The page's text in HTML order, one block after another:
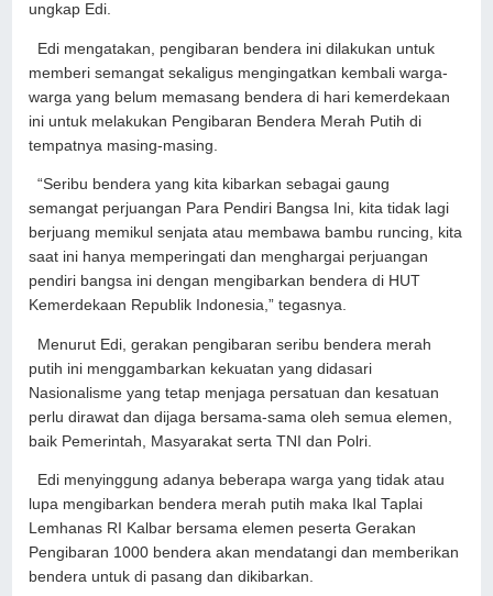
ungkap Edi.
Edi mengatakan, pengibaran bendera ini dilakukan untuk
memberi semangat sekaligus mengingatkan kembali warga-
warga yang belum memasang bendera di hari kemerdekaan
ini untuk melakukan Pengibaran Bendera Merah Putih di
tempatnya masing-masing.
“Seribu bendera yang kita kibarkan sebagai gaung
semangat perjuangan Para Pendiri Bangsa Ini, kita tidak lagi
berjuang memikul senjata atau membawa bambu runcing, kita
saat ini hanya memperingati dan menghargai perjuangan
pendiri bangsa ini dengan mengibarkan bendera di HUT
Kemerdekaan Republik Indonesia,” tegasnya.
Menurut Edi, gerakan pengibaran seribu bendera merah
putih ini menggambarkan kekuatan yang didasari
Nasionalisme yang tetap menjaga persatuan dan kesatuan
perlu dirawat dan dijaga bersama-sama oleh semua elemen,
baik Pemerintah, Masyarakat serta TNI dan Polri.
Edi menyinggung adanya beberapa warga yang tidak atau
lupa mengibarkan bendera merah putih maka Ikal Taplai
Lemhanas RI Kalbar bersama elemen peserta Gerakan
Pengibaran 1000 bendera akan mendatangi dan memberikan
bendera untuk di pasang dan dikibarkan.